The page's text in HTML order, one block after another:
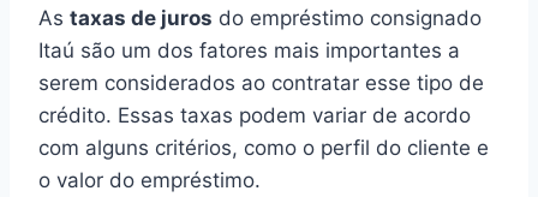
As taxas de juros do empréstimo consignado
Itaú são um dos fatores mais importantes a
serem considerados ao contratar esse tipo de
crédito. Essas taxas podem variar de acordo
com alguns critérios, como o perfil do cliente e
o valor do empréstimo.